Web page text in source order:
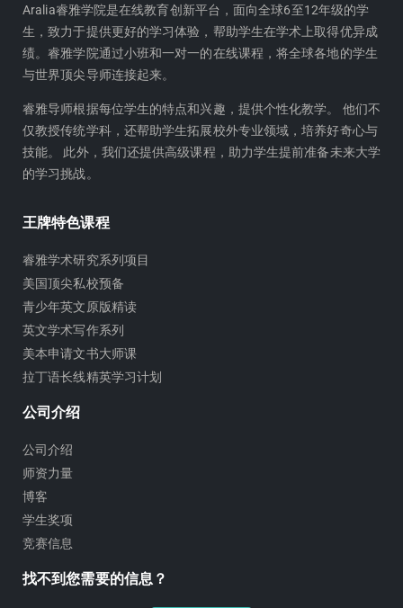
h
u
t
u
b
e
Aralia睿雅学院是在线教育创新平台，面向全球6至12年级的学
生，致力于提供更好的学习体验，帮助学生在学术上取得优异成
绩。睿雅学院通过小班和一对一的在线课程，将全球各地的学生
与世界顶尖导师连接起来。
睿雅导师根据每位学生的特点和兴趣，提供个性化教学。 他们不
仅教授传统学科，还帮助学生拓展校外专业领域，培养好奇心与
技能。 此外，我们还提供高级课程，助力学生提前准备未来大学
的学习挑战。
王牌特色课程
睿雅学术研究系列项目
美国顶尖私校预备
青少年英文原版精读
英文学术写作系列
美本申请文书大师课
拉丁语长线精英学习计划
公司介绍
公司介绍
师资力量
博客
学生奖项
竞赛信息
找不到您需要的信息？